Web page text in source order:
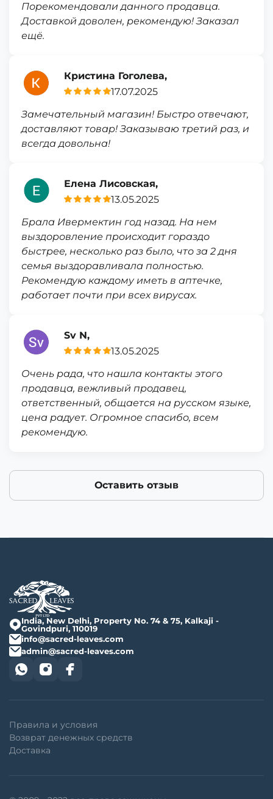
Порекомендовали данного продавца.
Доставкой доволен, рекомендую! Заказал
ещё.
Кристина Гоголева,
17.07.2025
Замечательный магазин! Быстро отвечают,
доставляют товар! Заказываю третий раз, и
всегда довольна!
Елена Лисовская,
13.05.2025
Брала Ивермектин год назад. На нем
выздоровление происходит гораздо
быстрее, несколько раз было, что за 2 дня
семья выздоравливала полностью.
Рекомендую каждому иметь в аптечке,
работает почти при всех вирусах.
Sv N,
13.05.2025
Очень рада, что нашла контакты этого
продавца, вежливый продавец,
ответственный, общается на русском языке,
цена радует. Огромное спасибо, всем
рекомендую.
Оставить отзыв
India, New Delhi, Property No. 74 & 75, Kalkaji -
Govindpuri, 110019
info@sacred-leaves.com
admin@sacred-leaves.com
Правила и условия
Возврат денежных средств
Доставка